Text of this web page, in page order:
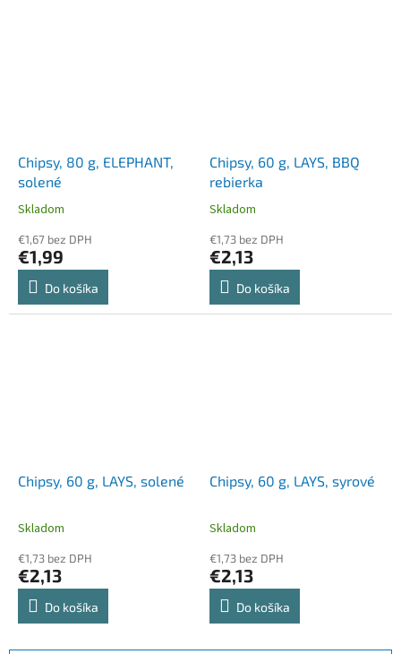
Chipsy, 80 g, ELEPHANT,
solené
Skladom
€1,67 bez DPH
€1,99
Do košíka
Chipsy, 60 g, LAYS, BBQ
rebierka
Skladom
€1,73 bez DPH
€2,13
Do košíka
Chipsy, 60 g, LAYS, solené
Skladom
€1,73 bez DPH
€2,13
Do košíka
Chipsy, 60 g, LAYS, syrové
Skladom
€1,73 bez DPH
€2,13
Do košíka